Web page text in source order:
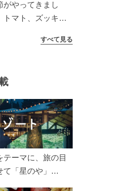
がやってきまし
トマト、ズッキー
びた夏野菜は栄養
すべて見る
テーマに、旅の目
「星のや」